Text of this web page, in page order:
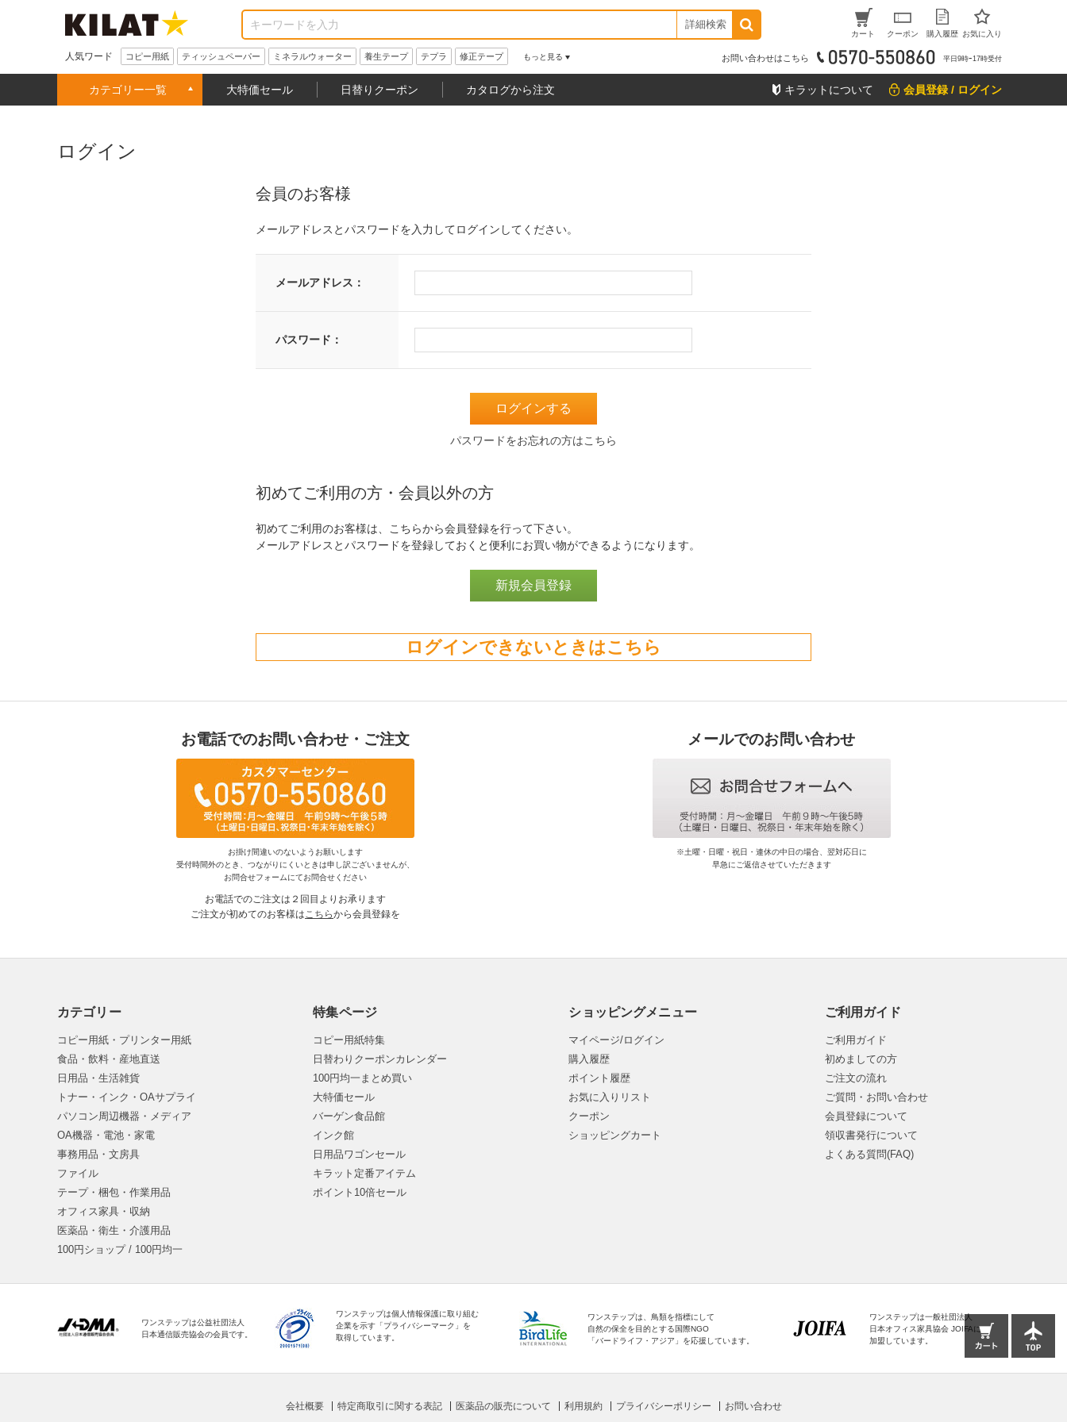
詳細検索
カート クーポン 購入履歴 お気に入り
人気ワード コピー用紙 ティッシュペーパー ミネラルウォーター 養生テープ テプラ 修正テープ もっと見る お問い合わせはこちら 平日9時ｰ17時受付
カテゴリー一覧 大特価セール 日替りクーポン カタログから注文 キラットについて 会員登録 / ログイン
ログイン
会員のお客様
メールアドレスとパスワードを入力してログインしてください。
メールアドレス：
パスワード：
パスワードをお忘れの方はこちら
初めてご利用の方・会員以外の方
初めてご利用のお客様は、こちらから会員登録を行って下さい。
メールアドレスとパスワードを登録しておくと便利にお買い物ができるようになります。
ログインできないときはこちら
お電話でのお問い合わせ・ご注文
お掛け間違いのないようお願いします
受付時間外のとき、つながりにくいときは申し訳ございませんが、
お問合せフォームにてお問合せください
お電話でのご注文は２回目よりお承ります
ご注文が初めてのお客様はこちらから会員登録を
メールでのお問い合わせ
※土曜・日曜・祝日・連休の中日の場合、翌対応日に
早急にご返信させていただきます
カテゴリー
コピー用紙・プリンター用紙
食品・飲料・産地直送
日用品・生活雑貨
トナー・インク・OAサプライ
パソコン周辺機器・メディア
OA機器・電池・家電
事務用品・文房具
ファイル
テープ・梱包・作業用品
オフィス家具・収納
医薬品・衛生・介護用品
100円ショップ / 100円均一
特集ページ
コピー用紙特集
日替わりクーポンカレンダー
100円均一まとめ買い
大特価セール
バーゲン食品館
インク館
日用品ワゴンセール
キラット定番アイテム
ポイント10倍セール
ショッピングメニュー
マイページ/ログイン
購入履歴
ポイント履歴
お気に入りリスト
クーポン
ショッピングカート
ご利用ガイド
ご利用ガイド
初めましての方
ご注文の流れ
ご質問・お問い合わせ
会員登録について
領収書発行について
よくある質問(FAQ)
ワンステップは公益社団法人
日本通信販売協会の会員です。
ワンステップは個人情報保護に取り組む
企業を示す「プライバシーマーク」を
取得しています。
ワンステップは、鳥類を指標にして
自然の保全を目的とする国際NGO
「バードライフ・アジア」を応援しています。
ワンステップは一般社団法人
日本オフィス家具協会 JOIFAに
加盟しています。
会社概要 特定商取引に関する表記 医薬品の販売について 利用規約 プライバシーポリシー お問い合わせ